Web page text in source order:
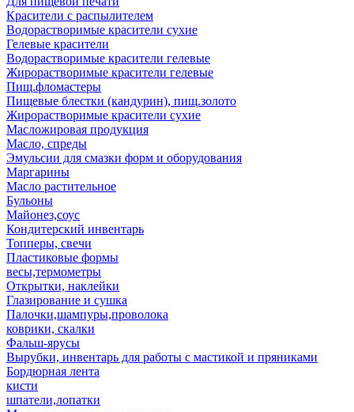
Красители с распылителем
Водорастворимые красители сухие
Гелевые красители
Водорастворимые красители гелевые
Жирорастворимые красители гелевые
Пищ.фломастеры
Пищевые блестки (кандурин), пищ.золото
Жирорастворимые красители сухие
Масложировая продукция
Масло, спреды
Эмульсии для смазки форм и оборудования
Маргарины
Масло растительное
Бульоны
Майонез,соус
Кондитерский инвентарь
Топперы, свечи
Пластиковые формы
весы,термометры
Открытки, наклейки
Глазирование и сушка
Палочки,шампуры,проволока
коврики, скалки
Фальш-ярусы
Вырубки, инвентарь для работы с мастикой и пряниками
Бордюрная лента
кисти
шпатели,лопатки